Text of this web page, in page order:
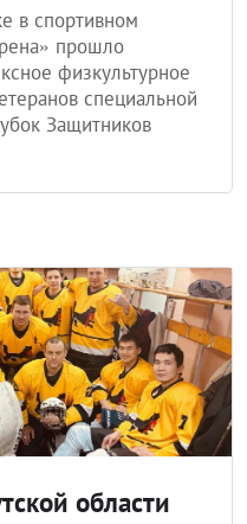
в спортивном
прошло
физкультурное
специальной
Защитников
области